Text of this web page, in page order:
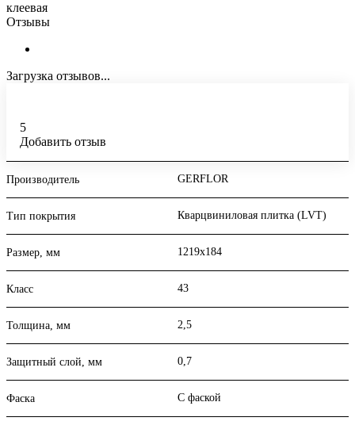
клеевая
Отзывы
Загрузка отзывов...
5
Добавить отзыв
Производитель GERFLOR
Тип покрытия Кварцвиниловая плитка (LVT)
Размер, мм 1219x184
Класс 43
Толщина, мм 2,5
Защитный слой, мм 0,7
Фаска С фаской